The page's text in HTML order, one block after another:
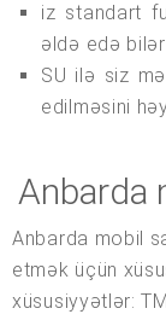
iz standart
əldə edə
SU ilə siz
edilməsini
Anbarda
Anbarda mobil
etmək üçün
xüsusiyyətlər: